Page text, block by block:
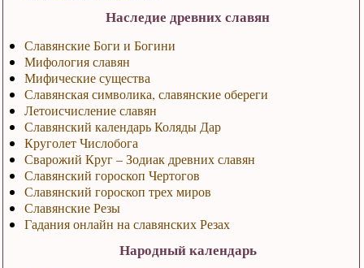
Наследие древних славян
Славянские Боги и Богини
Мифология славян
Мифические существа
Славянская символика, славянские обереги
Летоисчисление славян
Славянский календарь Коляды Дар
Круголет Числобога
Сварожий Круг – Зодиак древних славян
Славянский гороскоп Чертогов
Славянский гороскоп трех миров
Славянские Резы
Гадания онлайн на славянских Резах
Народный календарь